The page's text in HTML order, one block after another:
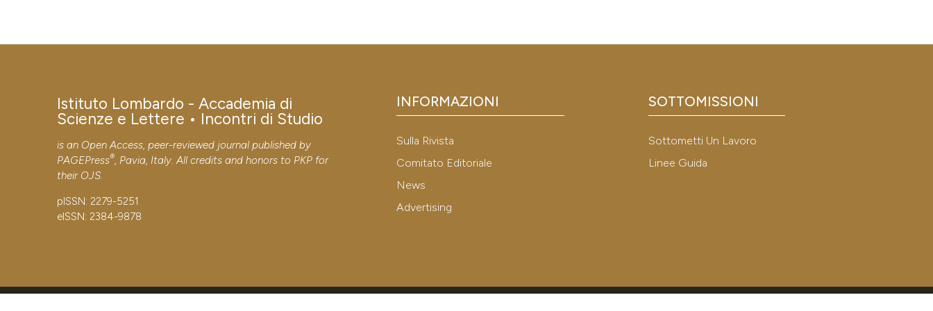
Istituto Lombardo - Accademia di
Scienze e Lettere • Incontri di Studio
is an Open Access, peer-reviewed journal published by
PAGEPress®, Pavia, Italy. All credits and honors to PKP for
their OJS.
pISSN: 2279-5251
eISSN: 2384-9878
INFORMAZIONI
Sulla Rivista
Comitato Editoriale
News
Advertising
SOTTOMISSIONI
Sottometti Un Lavoro
Linee Guida